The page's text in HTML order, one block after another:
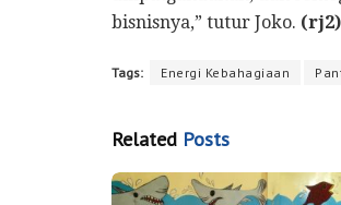
bisnisnya,” tutur Joko. (rj2)
Tags: Energi Kebahagiaan
Related Posts